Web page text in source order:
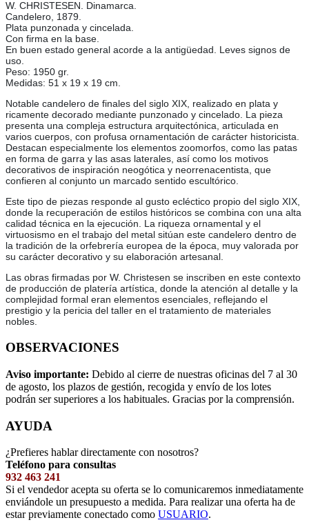
W. CHRISTESEN. Dinamarca.
Candelero, 1879.
Plata punzonada y cincelada.
Con firma en la base.
En buen estado general acorde a la antigüedad. Leves signos de
uso.
Peso: 1950 gr.
Medidas: 51 x 19 x 19 cm.
Notable candelero de finales del siglo XIX, realizado en plata y
ricamente decorado mediante punzonado y cincelado. La pieza
presenta una compleja estructura arquitectónica, articulada en
varios cuerpos, con profusa ornamentación de carácter historicista.
Destacan especialmente los elementos zoomorfos, como las patas
en forma de garra y las asas laterales, así como los motivos
decorativos de inspiración neogótica y neorrenacentista, que
confieren al conjunto un marcado sentido escultórico.
Este tipo de piezas responde al gusto ecléctico propio del siglo XIX,
donde la recuperación de estilos históricos se combina con una alta
calidad técnica en la ejecución. La riqueza ornamental y el
virtuosismo en el trabajo del metal sitúan este candelero dentro de
la tradición de la orfebrería europea de la época, muy valorada por
su carácter decorativo y su elaboración artesanal.
Las obras firmadas por W. Christesen se inscriben en este contexto
de producción de platería artística, donde la atención al detalle y la
complejidad formal eran elementos esenciales, reflejando el
prestigio y la pericia del taller en el tratamiento de materiales
nobles.
OBSERVACIONES
Aviso importante: Debido al cierre de nuestras oficinas del 7 al 30
de agosto, los plazos de gestión, recogida y envío de los lotes
podrán ser superiores a los habituales. Gracias por la comprensión.
AYUDA
¿Prefieres hablar directamente con nosotros?
Teléfono para consultas
932 463 241
Si el vendedor acepta su oferta se lo comunicaremos inmediatamente
enviándole un presupuesto a medida. Para realizar una oferta ha de
estar previamente conectado como USUARIO.